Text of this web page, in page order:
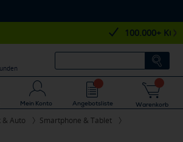
Mein Konto Angebotsliste Warenkorb
& Auto
Smartphone & Tablet